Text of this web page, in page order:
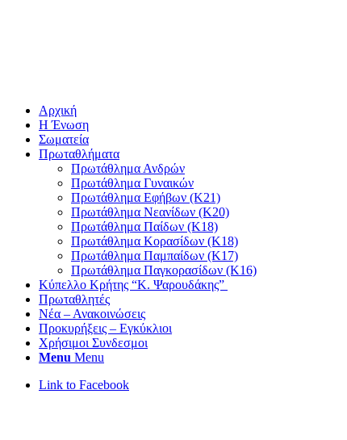
Αρχική
Η Ένωση
Σωματεία
Πρωταθλήματα
Πρωτάθλημα Ανδρών
Πρωτάθλημα Γυναικών
Πρωτάθλημα Εφήβων (Κ21)
Πρωτάθλημα Νεανίδων (Κ20)
Πρωτάθλημα Παίδων (Κ18)
Πρωτάθλημα Κορασίδων (Κ18)
Πρωτάθλημα Παμπαίδων (Κ17)
Πρωτάθλημα Παγκορασίδων (Κ16)
Κύπελλο Κρήτης “Κ. Ψαρουδάκης”
Πρωταθλητές
Νέα – Ανακοινώσεις
Προκυρήξεις – Εγκύκλιοι
Χρήσιμοι Συνδεσμοι
Menu Menu
Link to Facebook